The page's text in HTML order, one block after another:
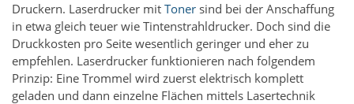
Druckern. Laserdrucker mit Toner sind bei der Anschaffung
in etwa gleich teuer wie Tintenstrahldrucker. Doch sind die
Druckkosten pro Seite wesentlich geringer und eher zu
empfehlen. Laserdrucker funktionieren nach folgendem
Prinzip: Eine Trommel wird zuerst elektrisch komplett
geladen und dann einzelne Flächen mittels Lasertechnik